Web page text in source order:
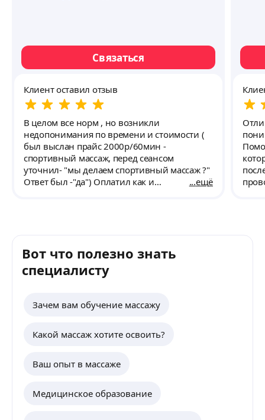
Связаться
Клиент оставил отзыв
В целом все норм , но возникли
недопонимания по времени и стоимости (
был выслан прайс 2000р/60мин -
спортивный массаж, перед сеансом
уточнил- "мы делаем спортивный массаж ?"
Ответ был -"да") Оплатил как и
ещё
Вот что полезно знать
специалисту
Зачем вам обучение массажу
Какой массаж хотите освоить?
Ваш опыт в массаже
Медицинское образование